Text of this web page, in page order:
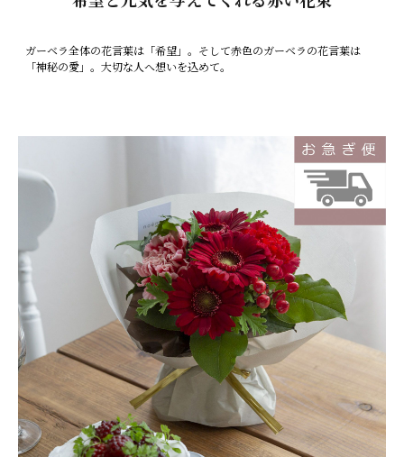
ガーベラ全体の花言葉は「希望」。そして赤色のガーベラの花言葉は
「神秘の愛」。大切な人へ想いを込めて。